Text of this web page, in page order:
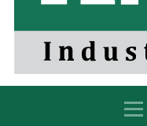
MENU